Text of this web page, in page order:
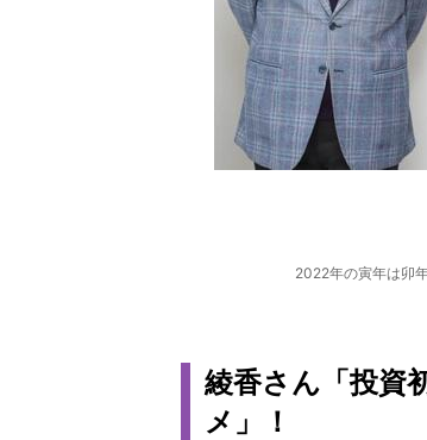
2022年の寅年は卯
綾香さん「投資
メ」！